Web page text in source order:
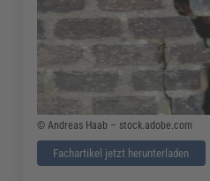
© Andreas Haab – stock.adobe.com
Fachartikel jetzt herunterladen